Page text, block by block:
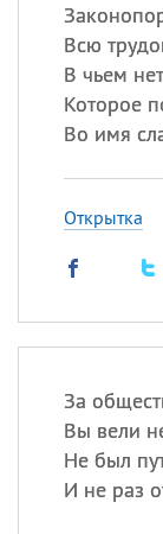
Всю
В чьем
Которое
Во имя
Открытка
За
Вы вели
Не был
И не раз